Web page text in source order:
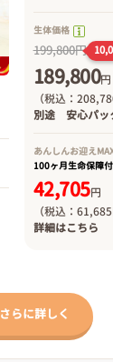
生体価格
199,800円
189,800円
（税込：
別途 安心パッ
あんしんお迎え
100ヶ月生命保障付
42,705円
（税込：61,685
詳細はこちら
さらに詳しく